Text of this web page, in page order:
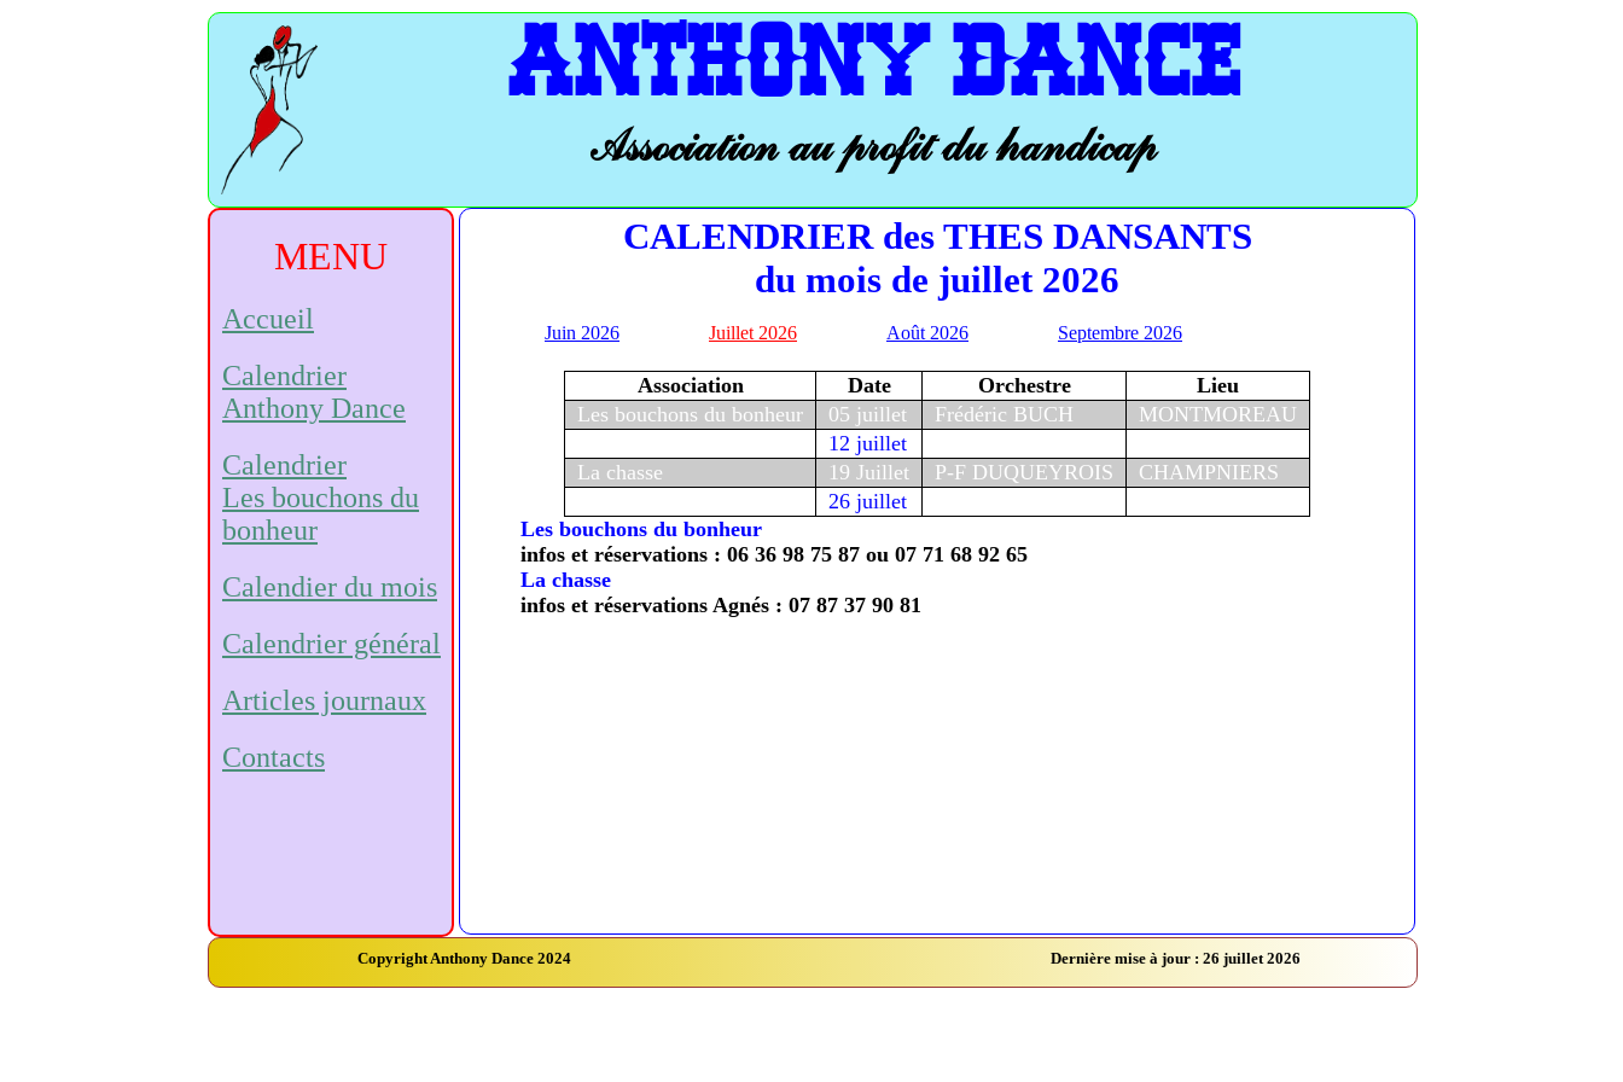
ANTHONY DANCE
Association au profit du handicap
MENU
Accueil
Calendrier
Anthony Dance
Calendrier
Les bouchons du
bonheur
Calendier du mois
Calendrier général
Articles journaux
Contacts
CALENDRIER des THES DANSANTS
du mois de juillet 2026
Juin 2026 Juillet 2026 Août 2026 Septembre 2026
Association Date Orchestre
Lieu
Les bouchons du bonheur
05 juillet Frédéric BUCH
MONTMOREAU
12 juillet
La chasse
19 Juillet P-F DUQUEYROIS
CHAMPNIERS
26 juillet
Les bouchons du bonheur
infos et réservations : 06 36 98 75 87 ou 07 71 68 92 65
La chasse
infos et réservations Agnés : 07 87 37 90 81
Copyright Anthony Dance 2024 Dernière mise à jour : 26 juillet 2026